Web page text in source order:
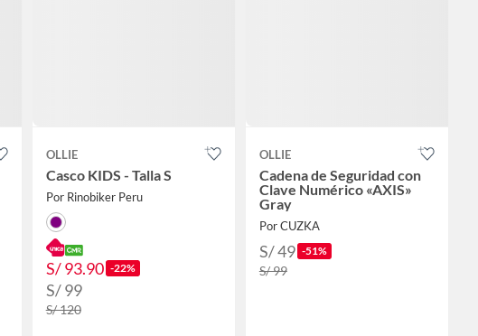
OLLIE
Casco KIDS - Talla S
Por Rinobiker Peru
S/ 93.90 -22%
S/ 99
S/ 120
OLLIE
Cadena de Seguridad con
Clave Numérico «AXIS»
Gray
Por CUZKA
S/ 49 -51%
S/ 99